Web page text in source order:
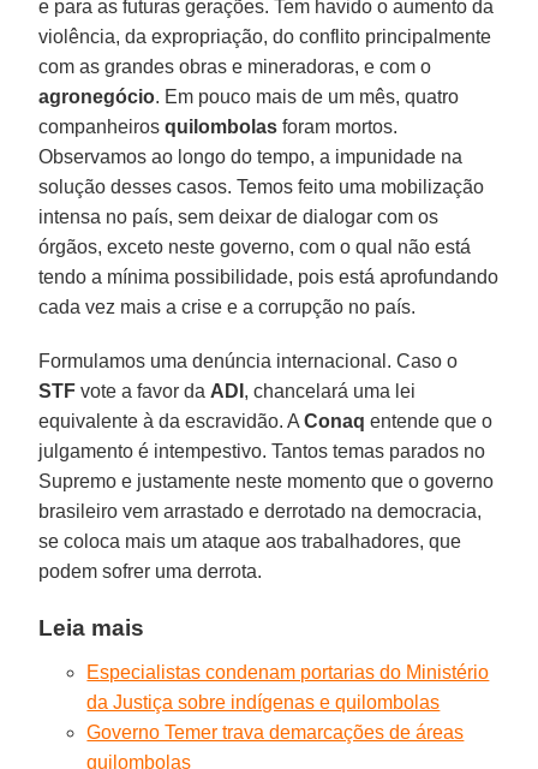
e para as futuras gerações. Tem havido o aumento da
violência, da expropriação, do conflito principalmente
com as grandes obras e mineradoras, e com o
agronegócio. Em pouco mais de um mês, quatro
companheirosquilombolas foram mortos.
Observamos ao longo do tempo, a impunidade na
solução desses casos. Temos feito uma mobilização
intensa no país, sem deixar de dialogar com os
órgãos, exceto neste governo, com o qual não está
tendo a mínima possibilidade, pois está aprofundando
cada vez mais a crise e a corrupção no país.
Formulamos uma denúncia internacional. Caso o
STF vote a favor da ADI , chancelará uma lei
equivalente à da escravidão. AConaq entende que o
julgamento é intempestivo. Tantos temas parados no
Supremo e justamente neste momento que o governo
brasileiro vem arrastado e derrotado na democracia,
se coloca mais um ataque aos trabalhadores, que
podem sofrer uma derrota.
Leia mais
Especialistas condenam portarias do Ministério
da Justiça sobre indígenas e quilombolas
Governo Temer trava demarcações de áreas
quilombolas